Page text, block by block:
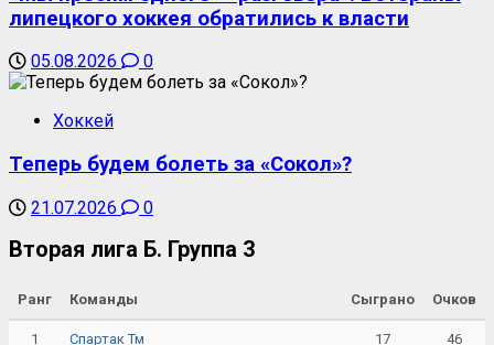
липецкого хоккея обратились к власти
05.08.2026 0
Хоккей
Теперь будем болеть за «Сокол»?
21.07.2026 0
Вторая лига Б. Группа 3
Ранг Команды Сыграно Очков
1 Спартак Тм 17 46